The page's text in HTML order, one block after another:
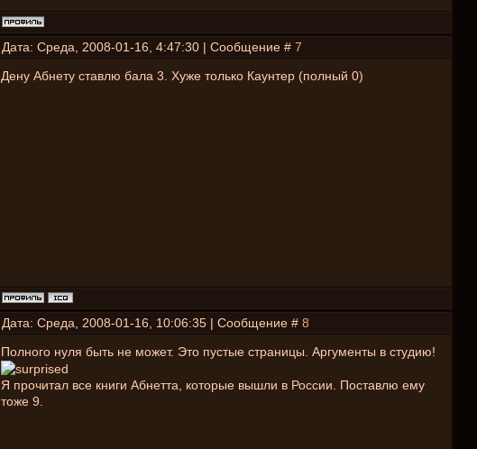
Дата: Среда, 2008-01-16, 4:47:30 | Сообщение # 7
Дену Абнету ставлю бала 3. Хуже только Каунтер (полный 0)
Дата: Среда, 2008-01-16, 10:06:35 | Сообщение # 8
Полного нуля быть не может. Это пустые страницы. Аргументы в студию!
Я прочитал все книги Абнетта, которые вышли в России. Поставлю ему
тоже 9.